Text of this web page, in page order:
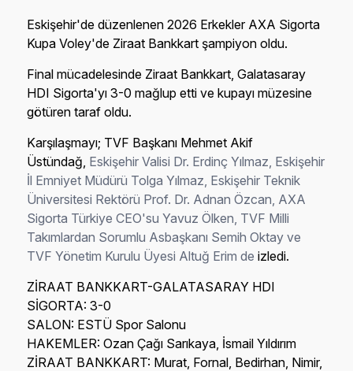
Eskişehir'de düzenlenen 2026 Erkekler AXA Sigorta
Kupa Voley'de Ziraat Bankkart şampiyon oldu.
Final mücadelesinde Ziraat Bankkart, Galatasaray
HDI Sigorta'yı 3-0 mağlup etti ve kupayı müzesine
götüren taraf oldu.
Karşılaşmayı; TVF Başkanı Mehmet Akif
Üstündağ, Eskişehir Valisi Dr. Erdinç Yılmaz, Eskişehir
İl Emniyet Müdürü Tolga Yılmaz, Eskişehir Teknik
Üniversitesi Rektörü Prof. Dr. Adnan Özcan, AXA
Sigorta Türkiye CEO'su Yavuz Ölken, TVF Milli
Takımlardan Sorumlu Asbaşkanı Semih Oktay ve
TVF Yönetim Kurulu Üyesi Altuğ Erim deizledi.
ZİRAAT BANKKART-GALATASARAY HDI
SİGORTA: 3-0
SALON: ESTÜ Spor Salonu
HAKEMLER: Ozan Çağı Sarıkaya, İsmail Yıldırım
ZİRAAT BANKKART: Murat, Fornal, Bedirhan, Nimir,